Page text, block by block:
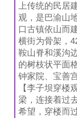
上传统的民居
观，是巴渝山
口古镇依山而
横街为骨架，
鞍山脊和溪沟
的树枝状平面
钟家院、宝善
【李子坝穿楼
梁，连接着过
希望，穿楼而